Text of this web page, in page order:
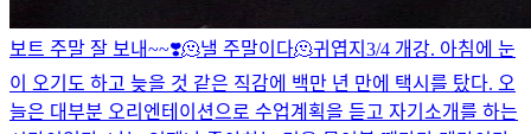
보트 주말 잘 보내~~❣️🫠낼 주말이다🫠귀엽지 3/4 개강. 아침에 눈
이 오기도 하고 늦을 것 같은 직감에 백만 년 만에 택시를 탔다. 오
늘은 대부분 오리엔테이션으로 수업계획을 듣고 자기소개를 하는